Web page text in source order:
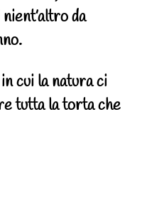
da
cui la natura ci
tutta la torta che